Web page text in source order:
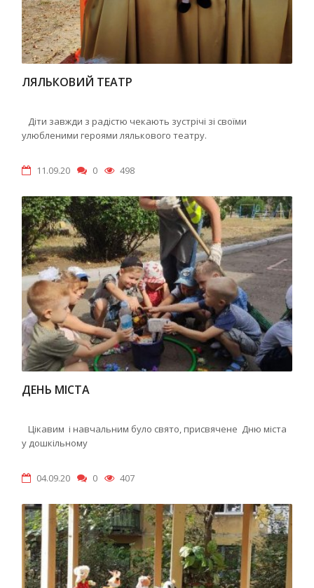
ЛЯЛЬКОВИЙ ТЕАТР
Діти завжди з радістю чекають зустрічі зі своїми
улюбленими героями лялькового театру.
11.09.20 0 498
ДЕНЬ МІСТА
Цікавим і навчальним було свято, присвячене Дню міста
у дошкільному
04.09.20 0 407